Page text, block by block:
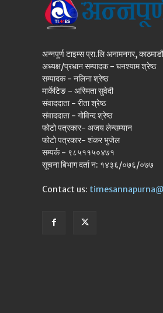
अन्नपूर्ण टाइम्स प्रा.लि अनामनगर, काठमाडौँ
अध्यक्ष/प्रधान सम्पादक - घनश्याम श्रेष्ठ
सम्पादक - नलिना श्रेष्ठ
मार्केटिङ - अस्मिता सुवेदी
संवाददाता - रीता श्रेष्ठ
संवाददाता - गोविन्द श्रेष्ठ
फोटो पत्रकार- अजय लेन्सम्यान
फोटो पत्रकार- शंकर भुजेल
सम्पर्क - ९८५११५०४७१
सूचना बिभाग दर्ता न: १४३६/०७६/०७७
Contact us: